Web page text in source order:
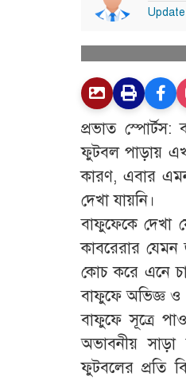
Update
প্রভাত
ফুটবল পাড়ায়
কারণ, এবার
দেখা যায়নি।
বাফুফেকে দেখা
কাবরেরার
কোচ করে এনে
বাফুফে অভিজ্ঞ ও
বাফুফে সূত্রে
অভাবনীয়
ফুটবলের প্রতি